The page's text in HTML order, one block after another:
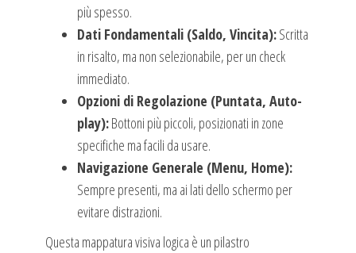
più spesso.
Dati Fondamentali (Saldo, Vincita):Scritta
in risalto, ma non selezionabile, per un check
immediato.
Opzioni di Regolazione (Puntata, Auto-
play):Bottoni più piccoli, posizionati in zone
specifiche ma facili da usare.
Navigazione Generale (Menu, Home):
Sempre presenti, ma ai lati dello schermo per
evitare distrazioni.
Questa mappatura visiva logica è un pilastro